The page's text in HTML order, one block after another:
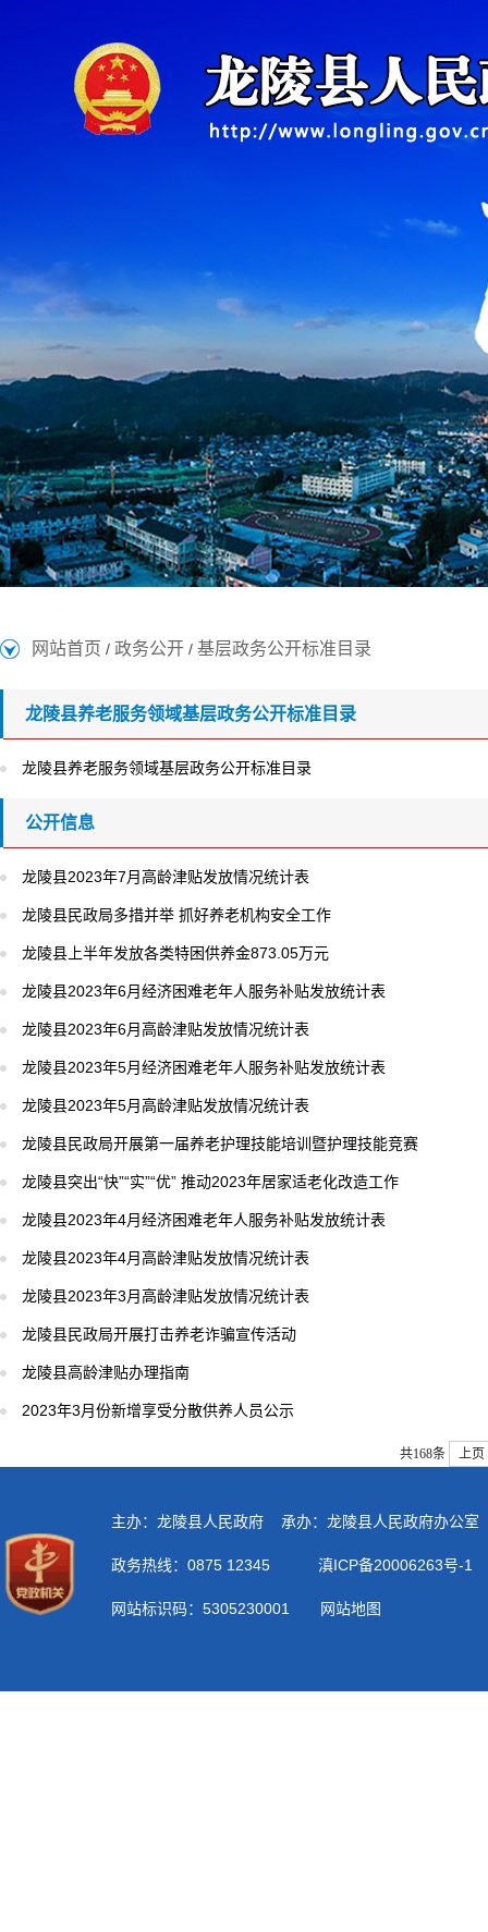
网站首页 / 政务公开 / 基层政务公开标准目录
龙陵县养老服务领域基层政务公开标准目录
龙陵县养老服务领域基层政务公开标准目录
公开信息
龙陵县2023年7月高龄津贴发放情况统计表
龙陵县民政局多措并举 抓好养老机构安全工作
龙陵县上半年发放各类特困供养金873.05万元
龙陵县2023年6月经济困难老年人服务补贴发放统计表
龙陵县2023年6月高龄津贴发放情况统计表
龙陵县2023年5月经济困难老年人服务补贴发放统计表
龙陵县2023年5月高龄津贴发放情况统计表
龙陵县民政局开展第一届养老护理技能培训暨护理技能竞赛
龙陵县突出“快”“实”“优” 推动2023年居家适老化改造工作
龙陵县2023年4月经济困难老年人服务补贴发放统计表
龙陵县2023年4月高龄津贴发放情况统计表
龙陵县2023年3月高龄津贴发放情况统计表
龙陵县民政局开展打击养老诈骗宣传活动
龙陵县高龄津贴办理指南
2023年3月份新增享受分散供养人员公示
共168条 上页